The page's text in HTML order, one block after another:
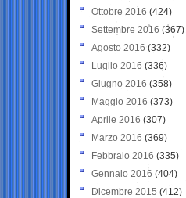
Ottobre 2016 (424)
Settembre 2016 (367)
Agosto 2016 (332)
Luglio 2016 (336)
Giugno 2016 (358)
Maggio 2016 (373)
Aprile 2016 (307)
Marzo 2016 (369)
Febbraio 2016 (335)
Gennaio 2016 (404)
Dicembre 2015 (412)